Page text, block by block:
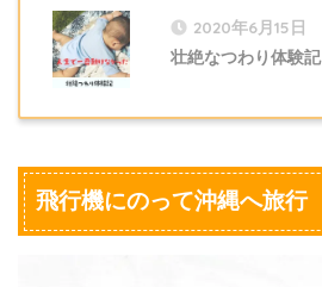
2020年6月15日
壮絶なつわり体験記
飛行機にのって沖縄へ旅行